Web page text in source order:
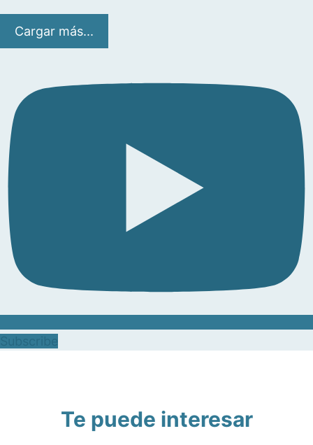
Cargar más...
Te puede interesar